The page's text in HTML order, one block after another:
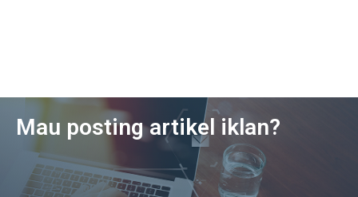
Mau posting artikel iklan?